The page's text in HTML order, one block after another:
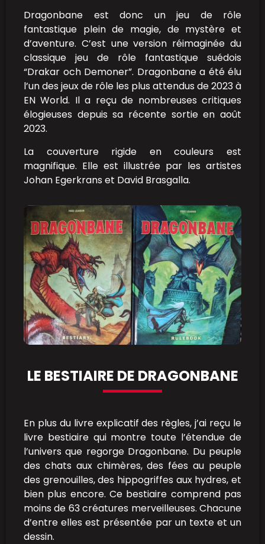
Dragonbane est donc un jeu de rôle
fantastique plein de magie, de mystère et
d’aventure. C’est une version réimaginée du
classique jeu de rôle fantastique suédois
“Drakar och Demoner”. Dragonbane a été élu
l’un des jeux de rôle les plus attendus de 2023 à
EN World. Il a reçu de nombreuses critiques
élogieuses depuis sa récente sortie en août
2023.
La couverture rigide en couleurs est
magnifique. Elle est illustrée par les artistes
Johan Egerkrans et David Brasgalla.
LE BESTIAIRE DE DRAGONBANE
En plus du livre explicatif des règles, j’ai reçu le
livre bestiaire qui montre toute l’étendue de
l’univers que regorge Dragonbane. Du peuple
des chats aux chimères, des fées au peuple
des grenouilles, des hippogriffes aux hydres, et
bien plus encore. Ce bestiaire comprend pas
moins de 63 créatures merveilleuses. Chacune
d’entre elles est présentée par un texte et un
dessin.